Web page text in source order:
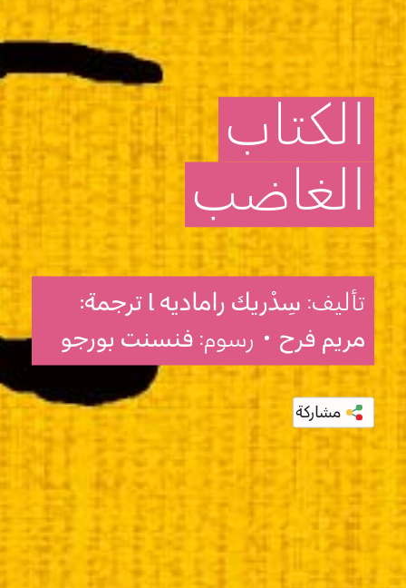
الكتاب
الغاضب
تأليف:
سِدْريك راماديه l ترجمة:
مريم فرح • رسوم: فنسنت بورجو
مشاركة